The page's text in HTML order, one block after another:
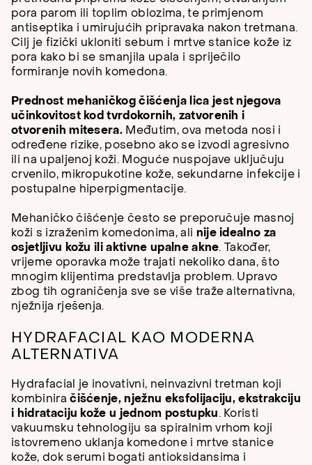
pora parom ili toplim oblozima, te primjenom
antiseptika i umirujućih pripravaka nakon tretmana.
Cilj je fizički ukloniti sebum i mrtve stanice kože iz
pora kako bi se smanjila upala i spriječilo
formiranje novih komedona.
Prednost mehaničkog čišćenja lica jest njegova
učinkovitost kod tvrdokornih, zatvorenih i
otvorenih mitesera. Međutim, ova metoda nosi i
određene rizike, posebno ako se izvodi agresivno
ili na upaljenoj koži. Moguće nuspojave uključuju
crvenilo, mikropukotine kože, sekundarne infekcije i
postupalne hiperpigmentacije.
Mehaničko čišćenje često se preporučuje masnoj
koži s izraženim komedonima, ali nije idealno za
osjetljivu kožu ili aktivne upalne akne. Također,
vrijeme oporavka može trajati nekoliko dana, što
mnogim klijentima predstavlja problem. Upravo
zbog tih ograničenja sve se više traže alternativna,
nježnija rješenja.
HYDRAFACIAL KAO MODERNA
ALTERNATIVA
Hydrafacial je inovativni, neinvazivni tretman koji
kombiniračišćenje, nježnu eksfolijaciju, ekstrakciju
i hidrataciju kože u jednom postupku. Koristi
vakuumsku tehnologiju sa spiralnim vrhom koji
istovremeno uklanja komedone i mrtve stanice
kože, dok serumi bogati antioksidansima i